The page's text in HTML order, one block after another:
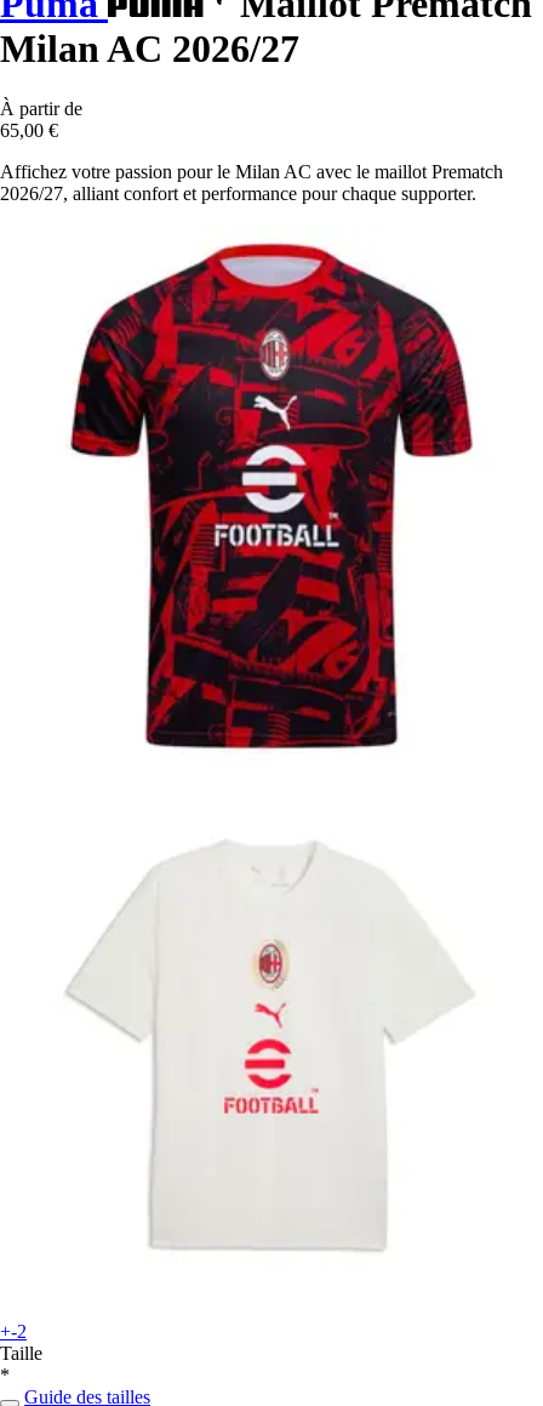
Milan AC 2026/27
À partir de
65,00 €
Affichez votre passion pour le Milan AC avec le maillot Prematch
2026/27, alliant confort et performance pour chaque supporter.
+-2
Taille
*
Guide des tailles